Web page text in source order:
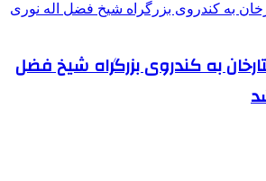
به کندروی بزرگراه شیخ فضل